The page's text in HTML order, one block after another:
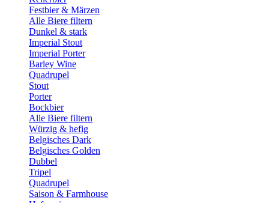
Festbier & Märzen
Alle Biere filtern
Dunkel & stark
Imperial Stout
Imperial Porter
Barley Wine
Quadrupel
Stout
Porter
Bockbier
Alle Biere filtern
Würzig & hefig
Belgisches Dark
Belgisches Golden
Dubbel
Tripel
Quadrupel
Saison & Farmhouse